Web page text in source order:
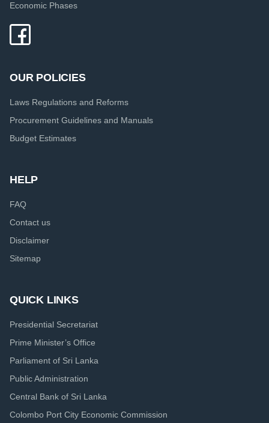
Economic Phases
OUR POLICIES
Laws Regulations and Reforms
Procurement Guidelines and Manuals
Budget Estimates
HELP
FAQ
Contact us
Disclaimer
Sitemap
QUICK LINKS
Presidential Secretariat
Prime Minister’s Office
Parliament of Sri Lanka
Public Administration
Central Bank of Sri Lanka
Colombo Port City Economic Commission